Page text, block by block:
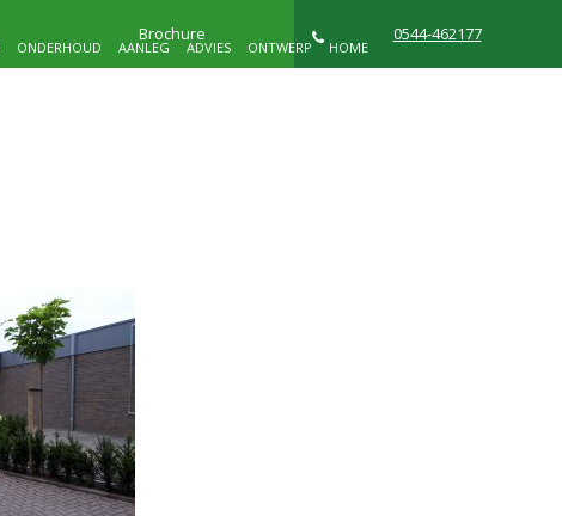
HOME
ONTWERP
ADVIES
AANLEG
ONDERHOUD
Brochure 0544-462177